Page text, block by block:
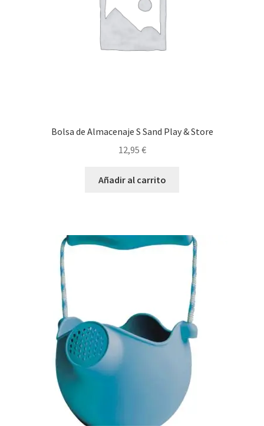
Bolsa de Almacenaje S Sand Play & Store
12,95 €
Añadir al carrito